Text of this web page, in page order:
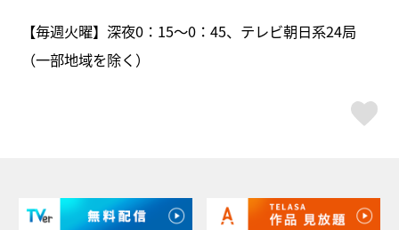
【毎週火曜】深夜0：15～0：45、テレビ朝日系24局
（一部地域を除く）